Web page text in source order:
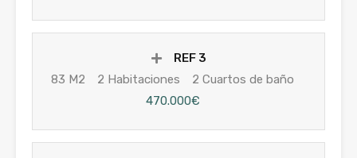
REF 3
83 M2
2 Habitaciones
2 Cuartos de baño
470.000€